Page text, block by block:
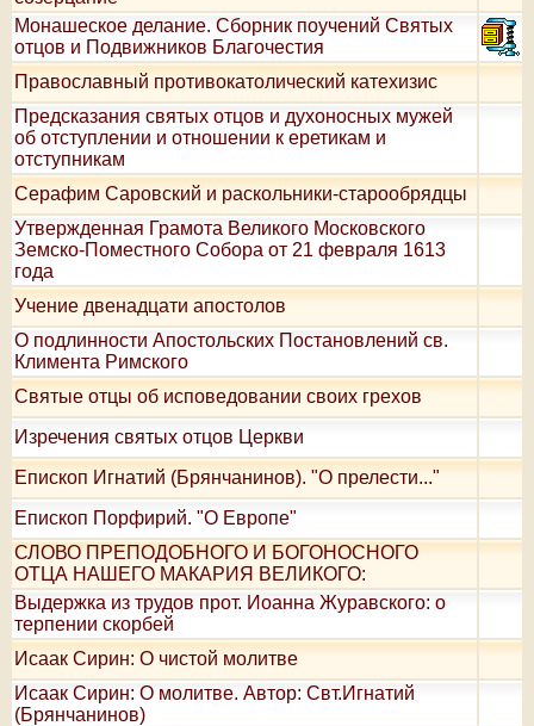
Монашеское делание. Сборник поучений Святых
отцов и Подвижников Благочестия
Православный противокатолический катехизис
Предсказания святых отцов и духоносных мужей
об отступлении и отношении к еретикам и
отступникам
Серафим Саровский и раскольники-старообрядцы
Утвержденная Грамота Великого Московского
Земско-Поместного Собора от 21 февраля 1613
года
Учение двенадцати апостолов
О подлинности Апостольских Постановлений св.
Климента Римского
Святые отцы об исповедовании своих грехов
Изречения святых отцов Церкви
Епископ Игнатий (Брянчанинов). "О прелести..."
Епископ Порфирий. "О Европе"
СЛОВО ПРЕПОДОБНОГО И БОГОНОСНОГО
ОТЦА НАШЕГО МАКАРИЯ ВЕЛИКОГО:
Выдержка из трудов прот. Иоанна Журавского: о
терпении скорбей
Исаак Сирин: О чистой молитве
Исаак Сирин: О молитве. Автор: Свт.Игнатий
(Брянчанинов)